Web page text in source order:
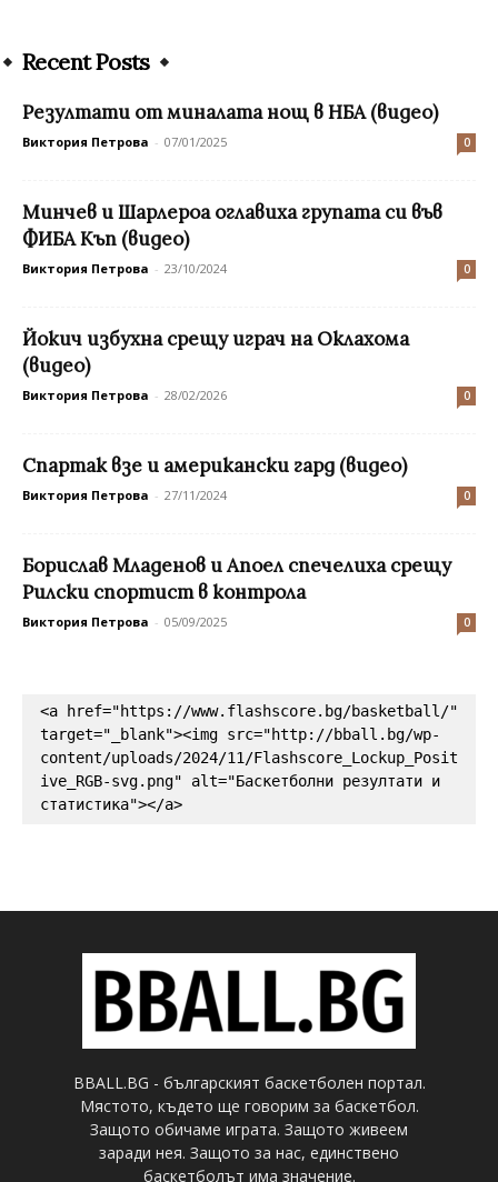
Recent Posts
Резултати от миналата нощ в НБА (видео)
Виктория Петрова - 07/01/2025 0
Минчев и Шарлероа оглавиха групата си във
ФИБА Къп (видео)
Виктория Петрова - 23/10/2024 0
Йокич избухна срещу играч на Оклахома
(видео)
Виктория Петрова - 28/02/2026 0
Спартак взе и американски гард (видео)
Виктория Петрова - 27/11/2024 0
Борислав Младенов и Апоел спечелиха срещу
Рилски спортист в контрола
Виктория Петрова - 05/09/2025 0
<a href="https://www.flashscore.bg/basketball/"
target="_blank"><img src="http://bball.bg/wp-
content/uploads/2024/11/Flashscore_Lockup_Posit
ive_RGB-svg.png" alt="Баскетболни резултати и
статистика"></a>
BBALL.BG - българският баскетболен портал.
Мястото, където ще говорим за баскетбол.
Защото обичаме играта. Защото живеем
заради нея. Защото за нас, единствено
баскетболът има значение.